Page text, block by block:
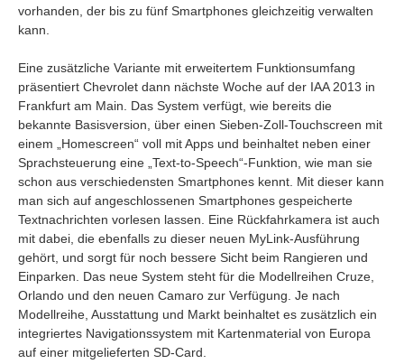
vorhanden, der bis zu fünf Smartphones gleichzeitig verwalten
kann.
Eine zusätzliche Variante mit erweitertem Funktionsumfang
präsentiert Chevrolet dann nächste Woche auf der IAA 2013 in
Frankfurt am Main. Das System verfügt, wie bereits die
bekannte Basisversion, über einen Sieben-Zoll-Touchscreen mit
einem „Homescreen“ voll mit Apps und beinhaltet neben einer
Sprachsteuerung eine „Text-to-Speech“-Funktion, wie man sie
schon aus verschiedensten Smartphones kennt. Mit dieser kann
man sich auf angeschlossenen Smartphones gespeicherte
Textnachrichten vorlesen lassen. Eine Rückfahrkamera ist auch
mit dabei, die ebenfalls zu dieser neuen MyLink-Ausführung
gehört, und sorgt für noch bessere Sicht beim Rangieren und
Einparken. Das neue System steht für die Modellreihen Cruze,
Orlando und den neuen Camaro zur Verfügung. Je nach
Modellreihe, Ausstattung und Markt beinhaltet es zusätzlich ein
integriertes Navigationssystem mit Kartenmaterial von Europa
auf einer mitgelieferten SD-Card.